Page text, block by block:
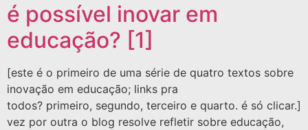
é possível inovar em
educação? [1]
[este é o primeiro de uma série de quatro textos sobre
inovação em educação; links pra
todos? primeiro, segundo, terceiro e quarto. é só clicar.]
vez por outra o blog resolve refletir sobre educação,